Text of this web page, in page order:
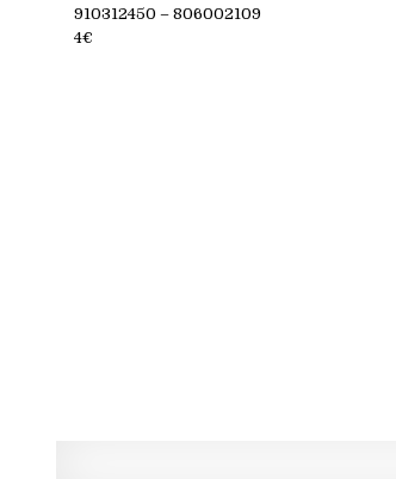
910312450 – 806002109
4€